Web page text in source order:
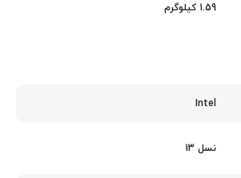
1.59 کیلوگرم
Intel
نسل 13